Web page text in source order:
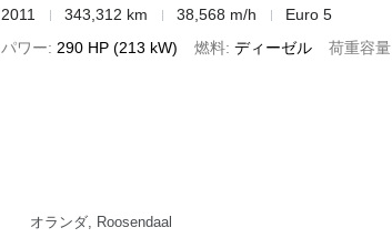
2011
343,312 km 38,568 m/h
Euro 5
パワー
290 HP (213 kW) 燃料 ディーゼル 荷重容量
オランダ, Roosendaal